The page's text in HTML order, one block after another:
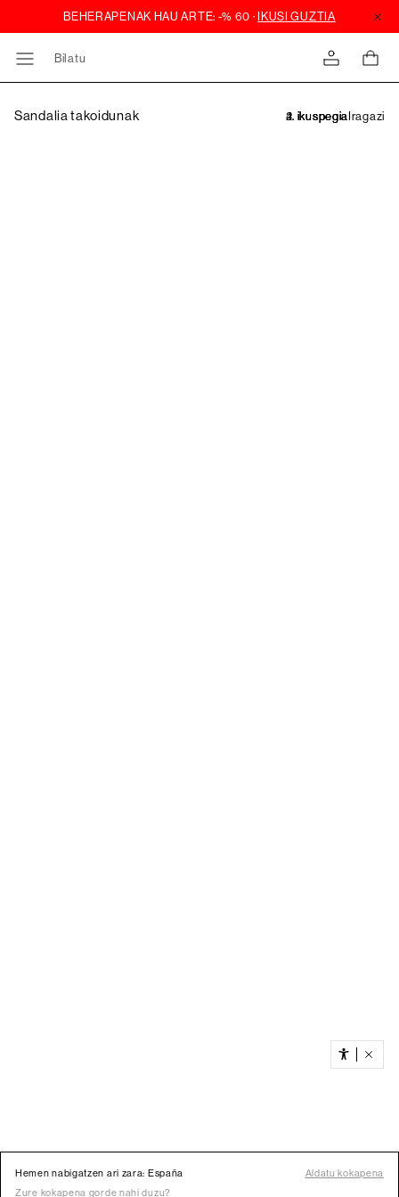
Bilatu
Sandalia takoidunak Iragazi
Hemen nabigatzen ari zara: España
Aldatu kokapena
Zure kokapena gorde nahi duzu?